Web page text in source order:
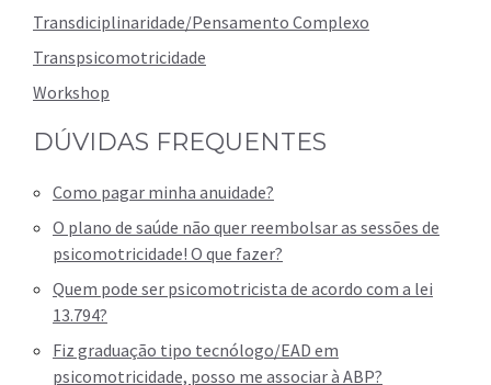
Transdiciplinaridade/Pensamento Complexo
Transpsicomotricidade
Workshop
DÚVIDAS FREQUENTES
Como pagar minha anuidade?
O plano de saúde não quer reembolsar as sessões de
psicomotricidade! O que fazer?
Quem pode ser psicomotricista de acordo com a lei
13.794?
Fiz graduação tipo tecnólogo/EAD em
psicomotricidade, posso me associar à ABP?